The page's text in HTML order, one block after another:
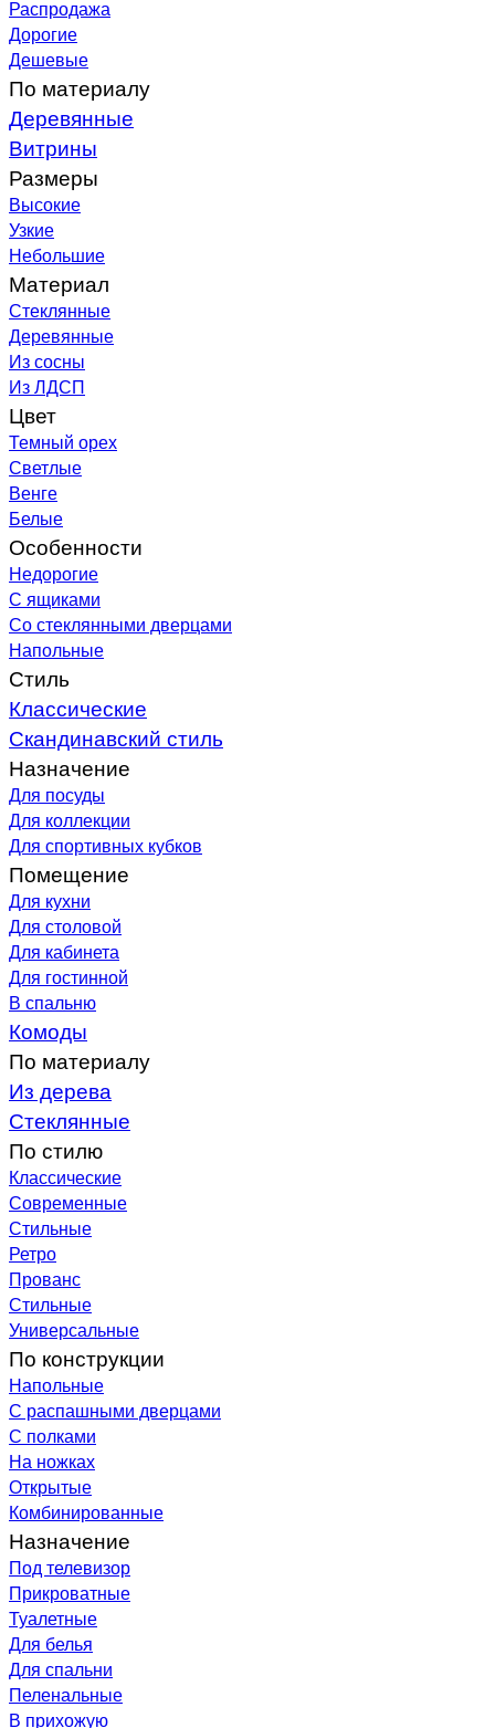
Распродажа
Дорогие
Дешевые
По материалу
Деревянные
Витрины
Размеры
Высокие
Узкие
Небольшие
Материал
Стеклянные
Деревянные
Из сосны
Из ЛДСП
Цвет
Темный орех
Светлые
Венге
Белые
Особенности
Недорогие
С ящиками
Со стеклянными дверцами
Напольные
Стиль
Классические
Скандинавский стиль
Назначение
Для посуды
Для коллекции
Для спортивных кубков
Помещение
Для кухни
Для столовой
Для кабинета
Для гостинной
В спальню
Комоды
По материалу
Из дерева
Стеклянные
По стилю
Классические
Современные
Стильные
Ретро
Прованс
Стильные
Универсальные
По конструкции
Напольные
С распашными дверцами
С полками
На ножках
Открытые
Комбинированные
Назначение
Под телевизор
Прикроватные
Туалетные
Для белья
Для спальни
Пеленальные
В прихожую